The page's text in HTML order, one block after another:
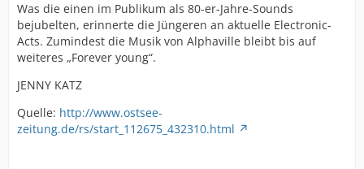
Was die einen im Publikum als 80-er-Jahre-Sounds
bejubelten, erinnerte die Jüngeren an aktuelle Electronic-
Acts. Zumindest die Musik von Alphaville bleibt bis auf
weiteres „Forever young“.
JENNY KATZ
Quelle: http://www.ostsee-
zeitung.de/rs/start_112675_432310.html